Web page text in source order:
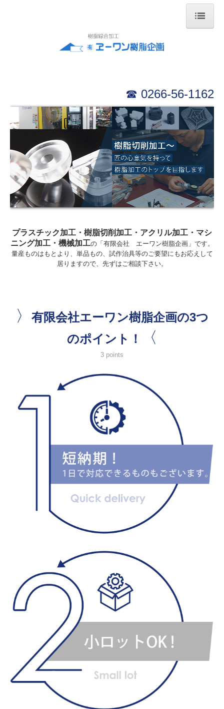
製品紹介
設備紹介
リンク集
お問合せ
アクセスマップ
☎ 0266-56-1162
プラスチック加工・樹脂切削加工・アクリル加工・マシ
ニング加工・機械加工の「有限会社 エーワン樹脂企画」です。
量産ものはもとより、単品もの、試作治具等のご要望にもお応えして
居りますので、先ずはご相談下さい。
〉
有限会社エーワン樹脂企画の3つ
のポイント！
〈
3 points